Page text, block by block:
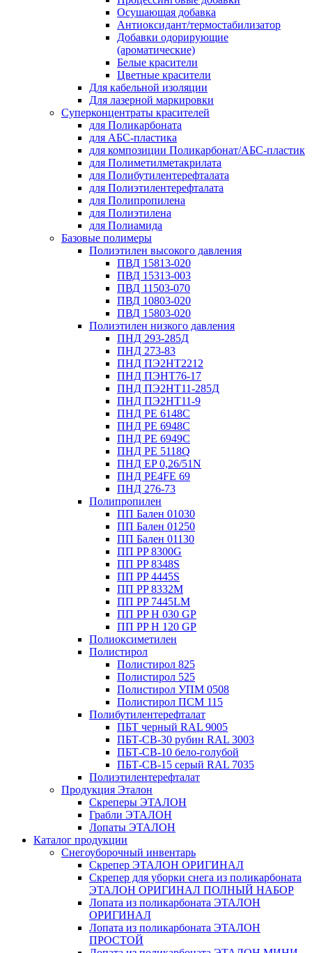
Осушающая добавка
Антиоксидант/термостабилизатор
Добавки одорирующие
(ароматические)
Белые красители
Цветные красители
Для кабельной изоляции
Для лазерной маркировки
Суперконцентраты красителей
для Поликарбоната
для АБС-пластика
для композиции Поликарбонат/АБС-пластик
для Полиметилметакрилата
для Полибутилентерефталата
для Полиэтилентерефталата
для Полипропилена
для Полиэтилена
для Полиамида
Базовые полимеры
Полиэтилен высокого давления
ПВД 15813-020
ПВД 15313-003
ПВД 11503-070
ПВД 10803-020
ПВД 15803-020
Полиэтилен низкого давления
ПНД 293-285Д
ПНД 273-83
ПНД ПЭ2НТ2212
ПНД ПЭНТ76-17
ПНД ПЭ2НТ11-285Д
ПНД ПЭ2НТ11-9
ПНД PE 6148C
ПНД PE 6948C
ПНД PE 6949C
ПНД PE 5118Q
ПНД EP 0,26/51N
ПНД PE4FE 69
ПНД 276-73
Полипропилен
ПП Бален 01030
ПП Бален 01250
ПП Бален 01130
ПП PP 8300G
ПП PP 8348S
ПП PP 4445S
ПП PP 8332M
ПП PP 7445LM
ПП PP H 030 GP
ПП PP H 120 GP
Полиоксиметилен
Полистирол
Полистирол 825
Полистирол 525
Полистирол УПМ 0508
Полистирол ПСМ 115
Полибутилентерефталат
ПБТ черный RAL 9005
ПБТ-СВ-30 рубин RAL 3003
ПБТ-СВ-10 бело-голубой
ПБТ-СВ-15 серый RAL 7035
Полиэтилентерефталат
Продукция Эталон
Скреперы ЭТАЛОН
Грабли ЭТАЛОН
Лопаты ЭТАЛОН
Каталог продукции
Снегоуборочный инвентарь
Скрепер ЭТАЛОН ОРИГИНАЛ
Скрепер для уборки снега из поликарбоната
ЭТАЛОН ОРИГИНАЛ ПОЛНЫЙ НАБОР
Лопата из поликарбоната ЭТАЛОН
ОРИГИНАЛ
Лопата из поликарбоната ЭТАЛОН
ПРОСТОЙ